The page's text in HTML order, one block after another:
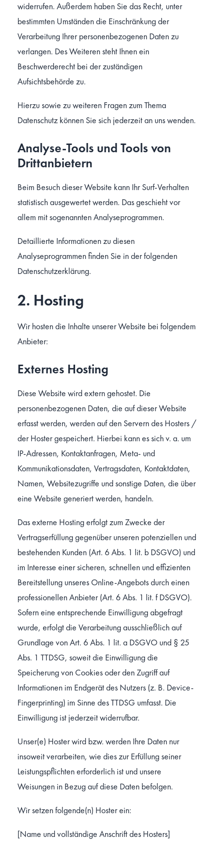
widerrufen. Außerdem haben Sie das Recht, unter
bestimmten Umständen die Einschränkung der
Verarbeitung Ihrer personenbezogenen Daten zu
verlangen. Des Weiteren steht Ihnen ein
Beschwerderecht bei der zuständigen
Aufsichtsbehörde zu.
Hierzu sowie zu weiteren Fragen zum Thema
Datenschutz können Sie sich jederzeit an uns wenden.
Analyse-Tools und Tools von
Dritt­anbietern
Beim Besuch dieser Website kann Ihr Surf-Verhalten
statistisch ausgewertet werden. Das geschieht vor
allem mit sogenannten Analyseprogrammen.
Detaillierte Informationen zu diesen
Analyseprogrammen finden Sie in der folgenden
Datenschutzerklärung.
2. Hosting
Wir hosten die Inhalte unserer Website bei folgendem
Anbieter:
Externes Hosting
Diese Website wird extern gehostet. Die
personenbezogenen Daten, die auf dieser Website
erfasst werden, werden auf den Servern des Hosters /
der Hoster gespeichert. Hierbei kann es sich v. a. um
IP-Adressen, Kontaktanfragen, Meta- und
Kommunikationsdaten, Vertragsdaten, Kontaktdaten,
Namen, Websitezugriffe und sonstige Daten, die über
eine Website generiert werden, handeln.
Das externe Hosting erfolgt zum Zwecke der
Vertragserfüllung gegenüber unseren potenziellen und
bestehenden Kunden (Art. 6 Abs. 1 lit. b DSGVO) und
im Interesse einer sicheren, schnellen und effizienten
Bereitstellung unseres Online-Angebots durch einen
professionellen Anbieter (Art. 6 Abs. 1 lit. f DSGVO).
Sofern eine entsprechende Einwilligung abgefragt
wurde, erfolgt die Verarbeitung ausschließlich auf
Grundlage von Art. 6 Abs. 1 lit. a DSGVO und § 25
Abs. 1 TTDSG, soweit die Einwilligung die
Speicherung von Cookies oder den Zugriff auf
Informationen im Endgerät des Nutzers (z. B. Device-
Fingerprinting) im Sinne des TTDSG umfasst. Die
Einwilligung ist jederzeit widerrufbar.
Unser(e) Hoster wird bzw. werden Ihre Daten nur
insoweit verarbeiten, wie dies zur Erfüllung seiner
Leistungspflichten erforderlich ist und unsere
Weisungen in Bezug auf diese Daten befolgen.
Wir setzen folgende(n) Hoster ein:
[Name und vollständige Anschrift des Hosters]